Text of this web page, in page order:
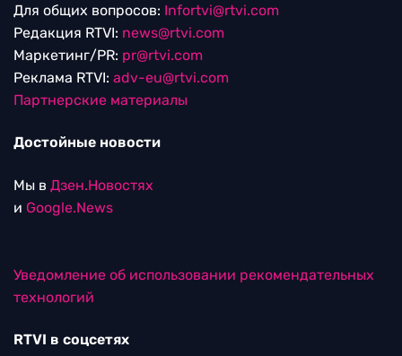
Для общих вопросов: Infortvi@rtvi.com
Редакция RTVI: news@rtvi.com
Маркетинг/PR: pr@rtvi.com
Реклама RTVI: adv-eu@rtvi.com
Партнерские материалы
Достойные новости
Мы в Дзен.Новостях
и Google.News
Уведомление об использовании рекомендательных
технологий
RTVI в соцсетях